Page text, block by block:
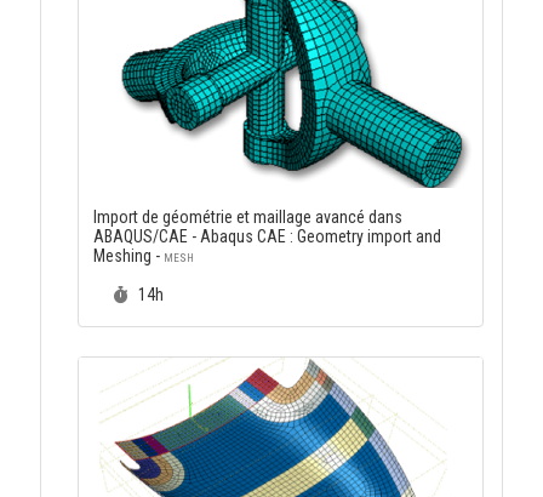
Import de géométrie et maillage avancé dans
ABAQUS/CAE - Abaqus CAE : Geometry import and
Meshing - MESH
Durée :
14h